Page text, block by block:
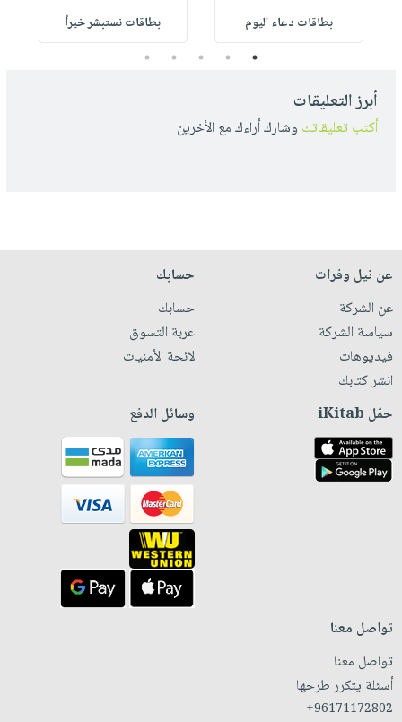
بطاقات دعاء اليوم بطاقات نستبشر خيراً
1
2
3
4
5
أبرز التعليقات
أكتب تعليقاتك وشارك أراءك مع الأخرين
عن نيل وفرات
عن الشركة
سياسة الشركة
فيديوهات
انشر كتابك
حسابك
حسابك
عربة التسوق
لائحة الأمنيات
حمّل iKitab وسائل الدفع
تواصل معنا
تواصل معنا
أسئلة يتكرر طرحها
+96171172802